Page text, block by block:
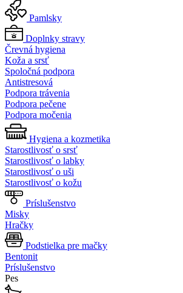
Pamlsky
Doplnky stravy
Črevná hygiena
Koža a srsť
Spoločná podpora
Antistresová
Podpora trávenia
Podpora pečene
Podpora močenia
Hygiena a kozmetika
Starostlivosť o srsť
Starostlivosť o labky
Starostlivosť o uši
Starostlivosť o kožu
Príslušenstvo
Misky
Hračky
Podstielka pre mačky
Bentonit
Príslušenstvo
Pes